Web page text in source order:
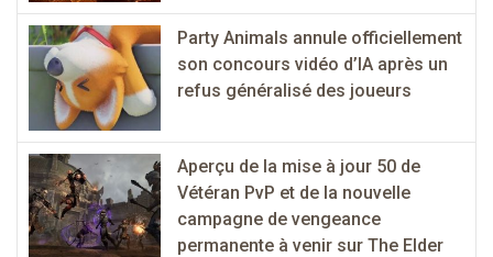
Party Animals annule officiellement
son concours vidéo d’IA après un
refus généralisé des joueurs
Aperçu de la mise à jour 50 de
Vétéran PvP et de la nouvelle
campagne de vengeance
permanente à venir sur The Elder